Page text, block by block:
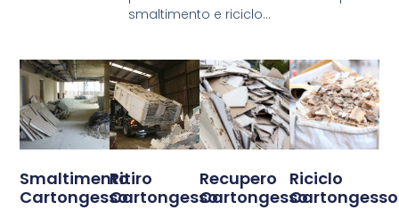
smaltimento e riciclo...
Smaltimento
Cartongesso
Ritiro
Cartongesso
Recupero
Cartongesso
Riciclo
Cartongesso